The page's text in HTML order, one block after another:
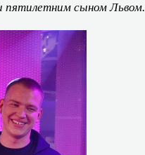
пятилетним сыном Львом.